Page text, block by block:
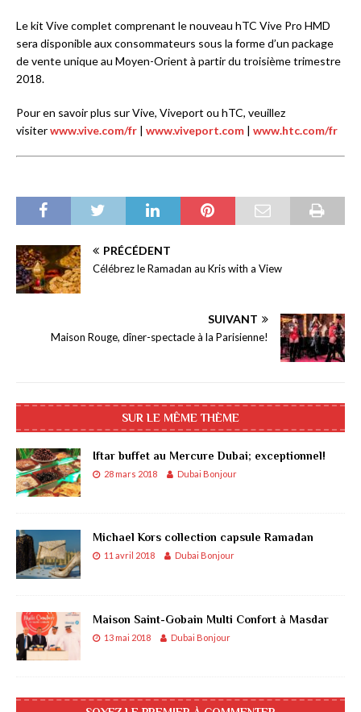
Le kit Vive complet comprenant le nouveau hTC Vive Pro HMD
sera disponible aux consommateurs sous la forme d’un package
de vente unique au Moyen-Orient à partir du troisième trimestre
2018.
Pour en savoir plus sur Vive, Viveport ou hTC, veuillez
visiterwww.vive.com/fr | www.viveport.com | www.htc.com/fr
PRÉCÉDENT
Célébrez le Ramadan au Kris with a View
SUIVANT
Maison Rouge, dîner-spectacle à la Parisienne!
SUR LE MÊME THÈME
Iftar buffet au Mercure Dubai; exceptionnel!
28 mars 2018 Dubai Bonjour
Michael Kors collection capsule Ramadan
11 avril 2018 Dubai Bonjour
Maison Saint-Gobain Multi Confort à Masdar
13 mai 2018 Dubai Bonjour